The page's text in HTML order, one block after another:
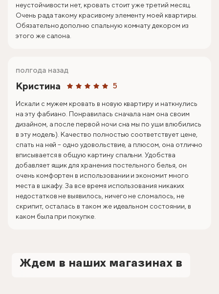
неустойчивости нет, кровать стоит уже третий месяц.
Очень рада такому красивому элементу моей квартиры.
Обязательно дополню спальную комнату декором из
этого же салона.
Кристина 5
полгода назад
Искали с мужем кровать в новую квартиру и наткнулись
на эту фабиано. Понравилась сначала нам она своим
дизайном, а после первой ночи сна мы по уши влюбились
в эту модель). Качество полностью соответствует цене,
спать на ней – одно удовольствие, а плюсом, она отлично
вписывается в общую картину спальни. Удобства
добавляет ящик для хранения постельного белья, он
очень комфортен в использовании и экономит много
места в шкафу. За все время использования никаких
недостатков не выявилось, ничего не сломалось, не
скрипит, осталась в таком же идеальном состоянии, в
каком была при покупке.
Ждем в наших магазинах в